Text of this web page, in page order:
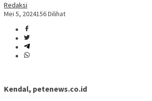
Redaksi
Mei 5, 2024156 Dilihat
Kendal, petenews.co.id